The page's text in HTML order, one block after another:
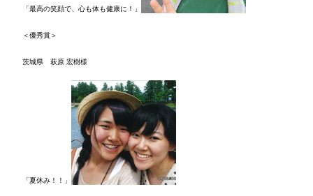
「最高の笑顔で、心も体も健康に！」
＜優秀賞＞
茨城県 萩原 宏樹様
「夏休み！！」